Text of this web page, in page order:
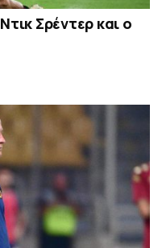
Σρέντερ και ο